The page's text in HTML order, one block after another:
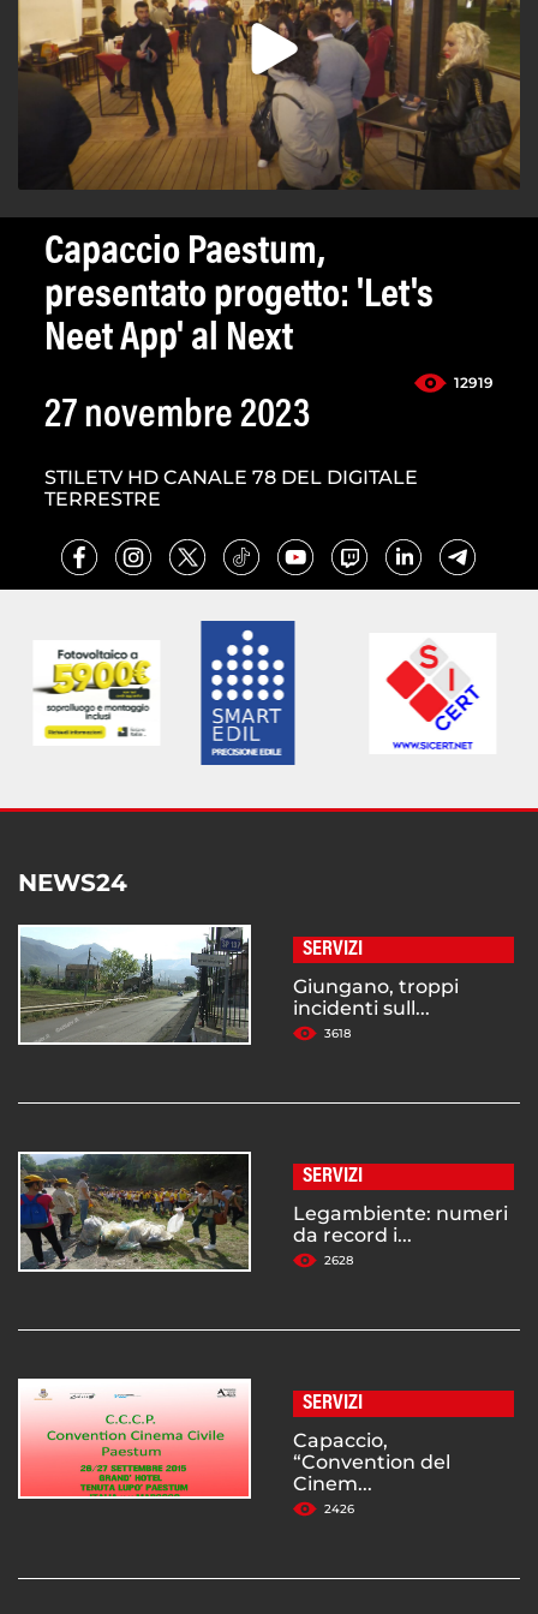
Capaccio Paestum,
presentato progetto: 'Let's
Neet App' al Next
12919
27 novembre 2023
STILETV HD CANALE 78 DEL DIGITALE
TERRESTRE
NEWS24
SERVIZI
Giungano, troppi
incidenti sull...
3618
SERVIZI
Legambiente: numeri
da record i...
2628
SERVIZI
Capaccio,
“Convention del
Cinem...
2426